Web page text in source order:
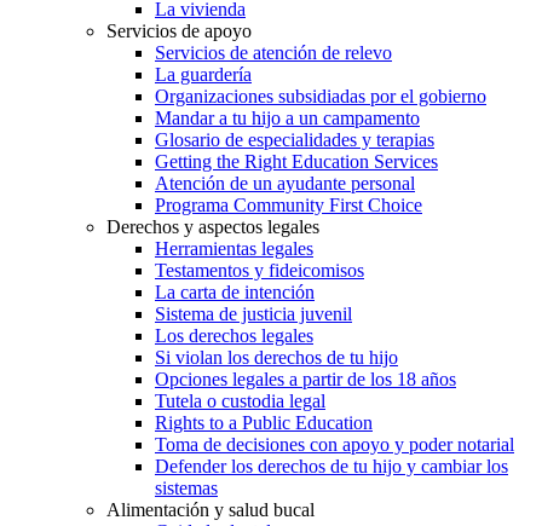
La vivienda
Servicios de apoyo
Servicios de atención de relevo
La guardería
Organizaciones subsidiadas por el gobierno
Mandar a tu hijo a un campamento
Glosario de especialidades y terapias
Getting the Right Education Services
Atención de un ayudante personal
Programa Community First Choice
Derechos y aspectos legales
Herramientas legales
Testamentos y fideicomisos
La carta de intención
Sistema de justicia juvenil
Los derechos legales
Si violan los derechos de tu hijo
Opciones legales a partir de los 18 años
Tutela o custodia legal
Rights to a Public Education
Toma de decisiones con apoyo y poder notarial
Defender los derechos de tu hijo y cambiar los
sistemas
Alimentación y salud bucal